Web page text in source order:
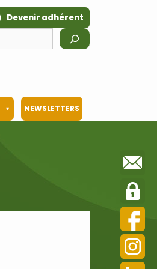
Devenir adhérent
NEWSLETTERS